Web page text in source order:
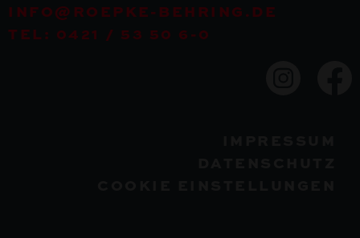
INFO@ROEPKE-BEHRING.DE
TEL: 0421 / 53 50 6-0